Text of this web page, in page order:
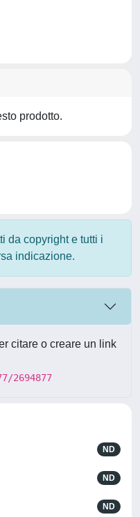
prodotto.
da copyright e tutti i
indicazione.
citare o creare un link
2694877
ND
ND
ND